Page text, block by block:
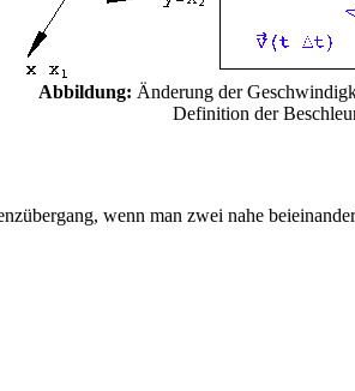
Abbildung: Änderung der
Definition der
wenn man zwei nahe